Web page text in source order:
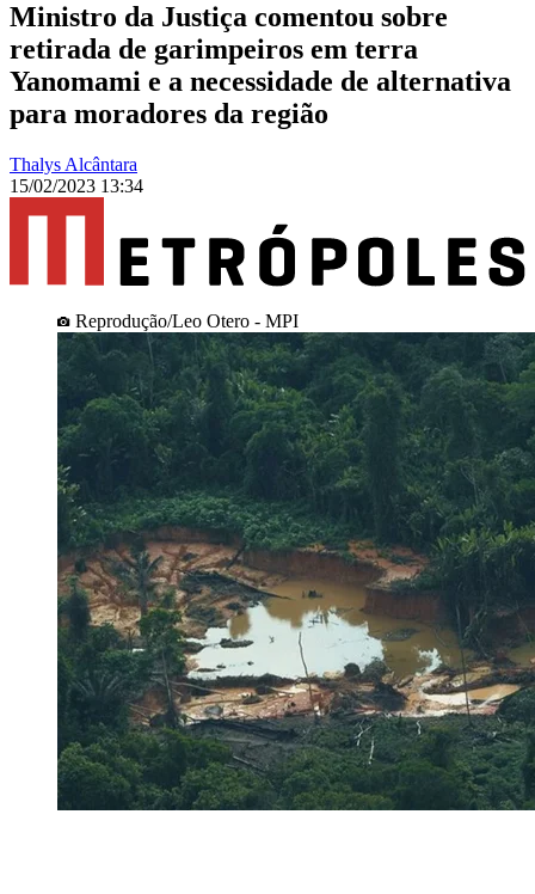
Ministro da Justiça comentou sobre
retirada de garimpeiros em terra
Yanomami e a necessidade de alternativa
para moradores da região
Thalys Alcântara
15/02/2023 13:34
Reprodução/Leo Otero - MPI